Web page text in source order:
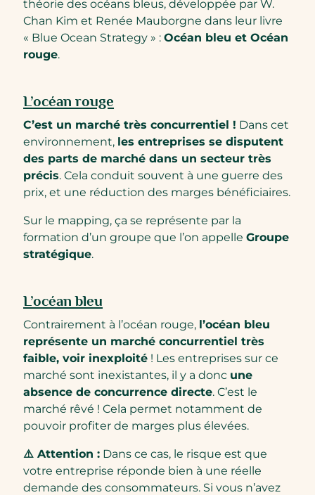
théorie des océans bleus, développée par W.
Chan Kim et Renée Mauborgne dans leur livre
« Blue Ocean Strategy » :Océan bleu et Océan
rouge.
L’océan rouge
C’est un marché très concurrentiel ! Dans cet
environnement, les entreprises se disputent
des parts de marché dans un secteur très
précis. Cela conduit souvent à une guerre des
prix, et une réduction des marges bénéficiaires.
Sur le mapping, ça se représente par la
formation d’un groupe que l’on appelleGroupe
stratégique.
L’océan bleu
Contrairement à l’océan rouge, l’océan bleu
représente un marché concurrentiel très
faible, voir inexploité ! Les entreprises sur ce
marché sont inexistantes, il y a donc une
absence de concurrence directe. C’est le
marché rêvé ! Cela permet notamment de
pouvoir profiter de marges plus élevées.
⚠️ Attention : Dans ce cas, le risque est que
votre entreprise réponde bien à une réelle
demande des consommateurs. Si vous n’avez